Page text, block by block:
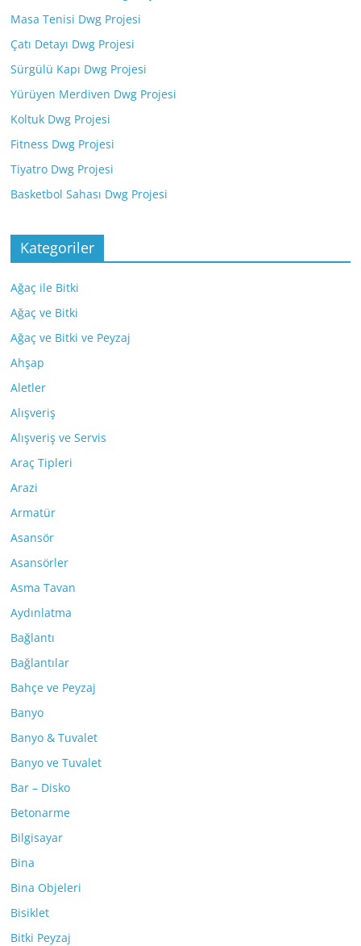
Masa Tenisi Dwg Projesi
Çatı Detayı Dwg Projesi
Sürgülü Kapı Dwg Projesi
Yürüyen Merdiven Dwg Projesi
Koltuk Dwg Projesi
Fitness Dwg Projesi
Tiyatro Dwg Projesi
Basketbol Sahası Dwg Projesi
Kategoriler
Ağaç ile Bitki
Ağaç ve Bitki
Ağaç ve Bitki ve Peyzaj
Ahşap
Aletler
Alışveriş
Alışveriş ve Servis
Araç Tipleri
Arazi
Armatür
Asansör
Asansörler
Asma Tavan
Aydınlatma
Bağlantı
Bağlantılar
Bahçe ve Peyzaj
Banyo
Banyo & Tuvalet
Banyo ve Tuvalet
Bar – Disko
Betonarme
Bilgisayar
Bina
Bina Objeleri
Bisiklet
Bitki Peyzaj